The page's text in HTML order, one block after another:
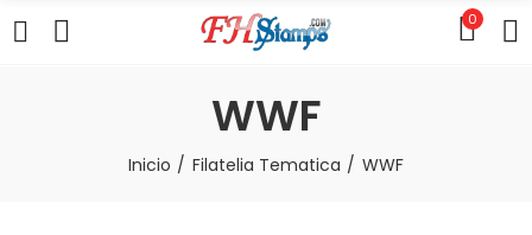
0
WWF
Inicio Filatelia Tematica WWF